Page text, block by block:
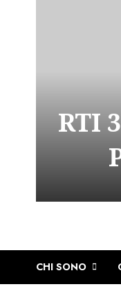
RTI
CHI SONO